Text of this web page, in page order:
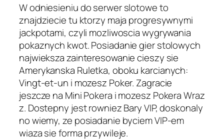
W odniesieniu do serwer slotowe to
znajdziecie tu ktorzy maja progresywnymi
jackpotami, czyli mozliwoscia wygrywania
pokaznych kwot. Posiadanie gier stolowych
najwieksza zainteresowanie cieszy sie
Amerykanska Ruletka, oboku karcianych:
Vingt-et-un i mozesz Poker. Zagracie
jeszcze na Mini Pokera i mozesz Pokera Wraz
z. Dostepny jest rowniez Bary VIP, doskonaly
no wiemy, ze posiadanie byciem VIP-em
wiaza sie forma przywileje.